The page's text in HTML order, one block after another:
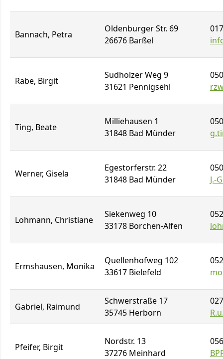
Bannach, Petra
Oldenburger Str. 69
26676 Barßel
Rabe, Birgit
Sudholzer Weg 9
31621 Pennigsehl
Ting, Beate
Milliehausen 1
31848 Bad Münder
Werner, Gisela
Egestorferstr. 22
31848 Bad Münder
J.-
Lohmann, Christiane
Siekenweg 10
33178 Borchen-Alfen
Ermshausen, Monika
Quellenhofweg 102
33617 Bielefeld
Gabriel, Raimund
Schwerstraße 17
35745 Herborn
Pfeifer, Birgit
Nordstr. 13
37276 Meinhard